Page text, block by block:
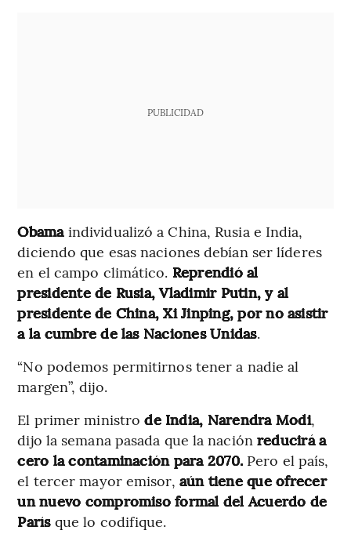
PUBLICIDAD
Obama individualizó a China, Rusia e India,
diciendo que esas naciones debían ser líderes
en el campo climático. Reprendió al
presidente de Rusia, Vladimir Putin, y al
presidente de China, Xi Jinping, por no asistir
a la cumbre de las Naciones Unidas.
“No podemos permitirnos tener a nadie al
margen”, dijo.
El primer ministrode India, Narendra Modi,
dijo la semana pasada que la nación reducirá a
cero la contaminación para 2070. Pero el país,
el tercer mayor emisor, aún tiene que ofrecer
un nuevo compromiso formal del Acuerdo de
París que lo codifique.